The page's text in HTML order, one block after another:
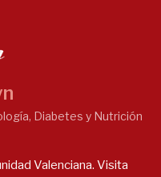
Diabetes y Nutrición
Valenciana. Visita